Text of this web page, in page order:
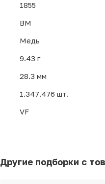
1855
ВМ
Медь
9.43 г
28.3 мм
1.347.476 шт.
VF
Другие подборки с